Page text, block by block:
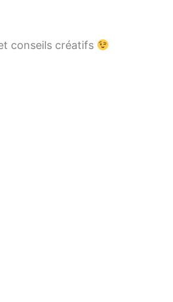
conseils créatifs